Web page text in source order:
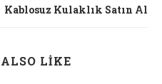
Kablosuz Kulaklık Satın Al
LIKE